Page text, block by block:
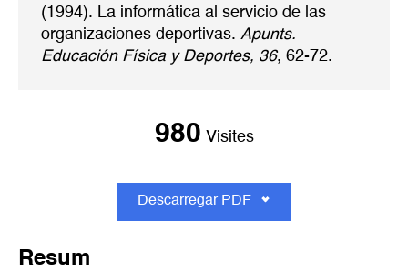
(1994). La informática al servicio de las
organizaciones deportivas. Apunts.
Educación Física y Deportes, 36, 62-72.
980 Visites
Descarregar PDF
Resum